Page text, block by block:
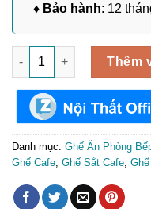
♦ Bảo hành: 12
Ghế Ăn Nhập Khẩu Cao
Thêm
Danh mục: Ghế Ăn Phòng
Ghế Cafe Ghế Sắt Cafe